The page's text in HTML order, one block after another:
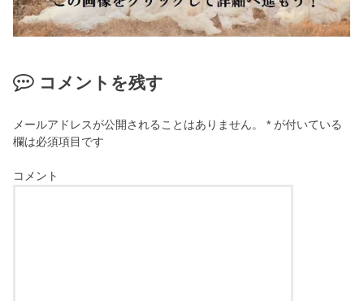
コメントを残す
メールアドレスが公開されることはありません。 * が付いている
欄は必須項目です
コメント